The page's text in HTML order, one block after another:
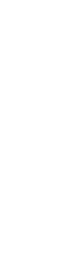
ומאחור, גם
הפעלה שונה